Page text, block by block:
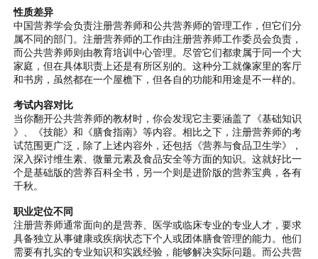
性质差异
中国营养学会负责注册营养师和公共营养师的管理工作，但它们分
属不同的部门。注册营养师的工作由注册营养师工作委员会负责，
而公共营养师则由教育培训中心管理。尽管它们都隶属于同一个大
家庭，但在具体职责上还是有所区别的。这种分工就像家里的客厅
和书房，虽然都在一个屋檐下，但各自的功能和用途是不一样的。
考试内容对比
当你翻开公共营养师的教材时，你会发现它主要涵盖了《基础知识
》、《技能》和《膳食指南》等内容。相比之下，注册营养师的考
试范围更广泛，除了上述内容外，还包括《营养与食品卫生学》，
深入探讨维生素、微量元素及食品安全等方面的知识。这就好比一
个是基础版的营养百科全书，另一个则是进阶版的营养宝典，各有
千秋。
职业定位不同
注册营养师通常面向的是营养、医学或临床专业的专业人才，要求
具备独立从事健康或疾病状态下个人或团体膳食管理的能力。他们
需要有扎实的专业知识和实践经验，能够解决实际问题。而公共营